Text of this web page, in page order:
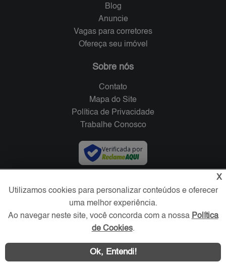
Blog
Anuncie
Vagas para corretores
Ofereça seu imóvel
Sobre nós
Contato
Mapa do Site
Política de Privacidade
Trabalhe Conosco
Verificada por
X
Utilizamos cookies para personalizar conteúdos e oferecer
uma melhor experiência.
Ao navegar neste site, você concorda com a nossa Política
de Cookies.
Ok, Entendi!